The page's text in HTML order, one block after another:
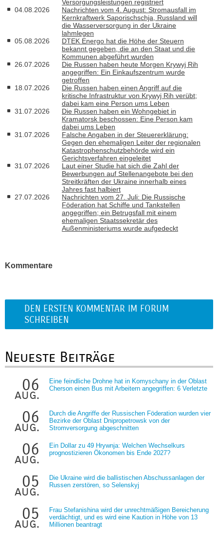
Versorgungsleistungen registriert
04.08.2026
Nachrichten vom 4. August: Stromausfall im
Kernkraftwerk Saporischschja, Russland will
die Wasserversorgung in der Ukraine
lahmlegen
05.08.2026
DTEK Energo hat die Höhe der Steuern
bekannt gegeben, die an den Staat und die
Kommunen abgeführt wurden
26.07.2026
Die Russen haben heute Morgen Krywyj Rih
angegriffen: Ein Einkaufszentrum wurde
getroffen
18.07.2026
Die Russen haben einen Angriff auf die
kritische Infrastruktur von Krywyj Rih verübt;
dabei kam eine Person ums Leben
31.07.2026
Die Russen haben ein Wohngebiet in
Kramatorsk beschossen: Eine Person kam
dabei ums Leben
31.07.2026
Falsche Angaben in der Steuererklärung:
Gegen den ehemaligen Leiter der regionalen
Katastrophenschutzbehörde wird ein
Gerichtsverfahren eingeleitet
31.07.2026
Laut einer Studie hat sich die Zahl der
Bewerbungen auf Stellenangebote bei den
Streitkräften der Ukraine innerhalb eines
Jahres fast halbiert
27.07.2026
Nachrichten vom 27. Juli: Die Russische
Föderation hat Schiffe und Tankstellen
angegriffen; ein Betrugsfall mit einem
ehemaligen Staatssekretär des
Außenministeriums wurde aufgedeckt
Kommentare
DEN ERSTEN KOMMENTAR IM FORUM
SCHREIBEN
Neueste Beiträge
06
aug.
Eine feindliche Drohne hat in Komyschany in der Oblast
Cherson einen Bus mit Arbeitern angegriffen: 6 Verletzte
06
aug.
Durch die Angriffe der Russischen Föderation wurden vier
Bezirke der Oblast Dnipropetrowsk von der
Stromversorgung abgeschnitten
06
aug.
Ein Dollar zu 49 Hrywnja: Welchen Wechselkurs
prognostizieren Ökonomen bis Ende 2027?
05
aug.
Die Ukraine wird die ballistischen Abschussanlagen der
Russen zerstören, so Selenskyj
05
aug.
Frau Stefanishina wird der unrechtmäßigen Bereicherung
verdächtigt, und es wird eine Kaution in Höhe von 13
Millionen beantragt